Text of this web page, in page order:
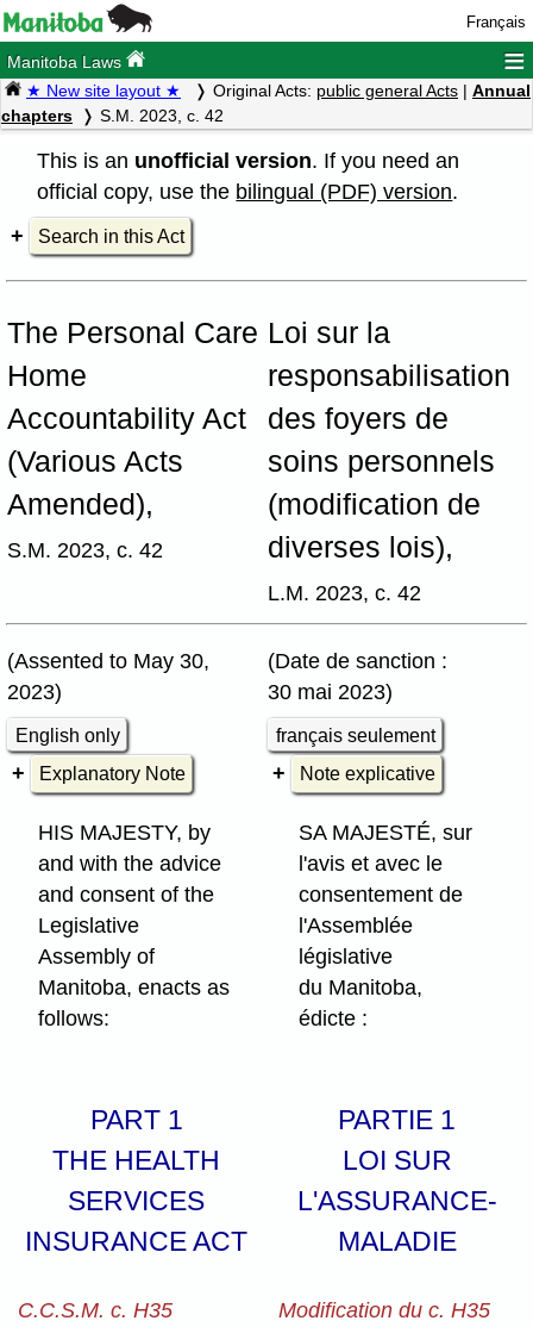
Français
Manitoba Laws ≡
★ New site layout ★ Original Acts: public general Acts | Annual
chapters
S.M. 2023, c. 42
This is an unofficial version. If you need an
official copy, use the bilingual (PDF) version.
Search in this Act
The Personal Care
Home
Accountability Act
(Various Acts
Amended),
S.M. 2023, c. 42
Loi sur la
responsabilisation
des foyers de
soins personnels
(modification de
diverses lois),
L.M. 2023, c. 42
(Assented to May 30,
2023)
(Date de sanction :
30 mai 2023)
English only
français seulement
Explanatory Note
Note explicative
HIS MAJESTY, by
and with the advice
and consent of the
Legislative
Assembly of
Manitoba, enacts as
follows:
SA MAJESTÉ, sur
l'avis et avec le
consentement de
l'Assemblée
législative
du Manitoba,
édicte :
PART 1
THE HEALTH
SERVICES
INSURANCE ACT
PARTIE 1
LOI SUR
L'ASSURANCE-
MALADIE
C.C.S.M. c. H35
Modification du c. H35